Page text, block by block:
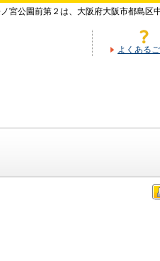
宮公園前第２は、大阪府大阪市都島区
よくある